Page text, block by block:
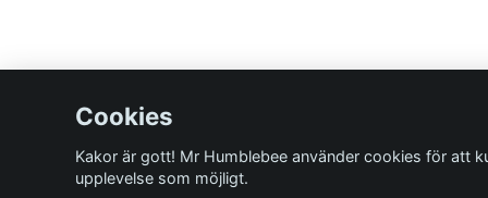
Cookies
Kakor är gott! Mr Humblebee använder cookies för att
upplevelse som möjligt.